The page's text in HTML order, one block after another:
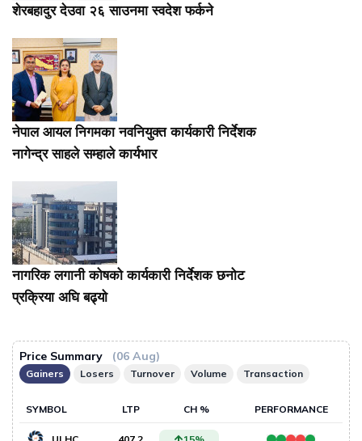
शेरबहादुर देउवा २६ साउनमा स्वदेश फर्कने
नेपाल आयल निगमका नवनियुक्त कार्यकारी निर्देशक
नागेन्द्र साहले सम्हाले कार्यभार
नागरिक लगानी कोषको कार्यकारी निर्देशक छनोट
प्रक्रिया अघि बढ्यो